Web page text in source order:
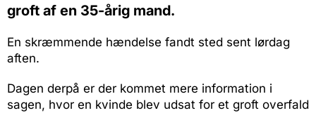
groft af en 35-årig mand.
En skræmmende hændelse fandt sted sent lørdag
aften.
Dagen derpå er der kommet mere information i
sagen, hvor en kvinde blev udsat for et groft overfald